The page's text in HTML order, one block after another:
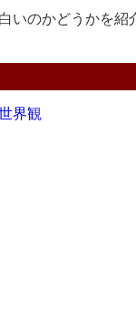
のかどうかを紹
界観